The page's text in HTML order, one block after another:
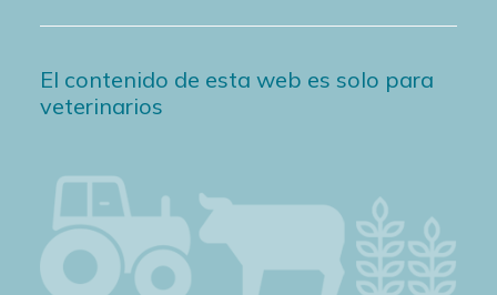
El contenido de esta web es solo para
veterinarios